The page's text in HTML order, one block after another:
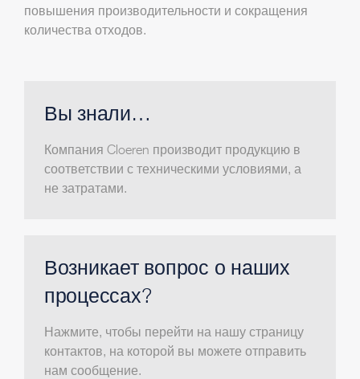
повышения производительности и сокращения
количества отходов.
Вы знали…
Компания Cloeren производит продукцию в
соответствии с техническими условиями, а
не затратами.
Возникает вопрос о наших
процессах?
Нажмите, чтобы перейти на нашу страницу
контактов, на которой вы можете отправить
нам сообщение.